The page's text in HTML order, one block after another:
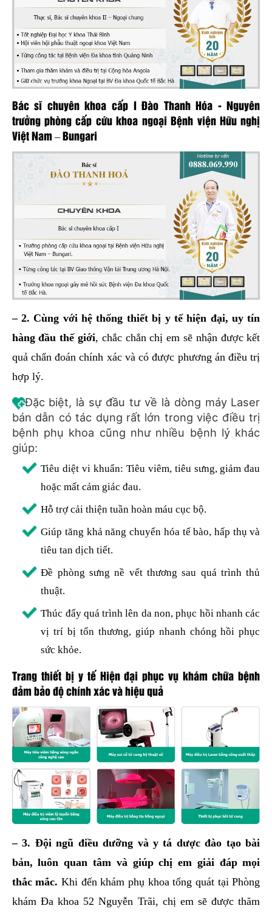
Bác sĩ chuyên khoa cấp I Đào Thanh Hóa - Nguyên
trưởng phòng cấp cứu khoa ngoại Bệnh viện Hữu nghị
Việt Nam – Bungari
– 2. Cùng với hệ thống thiết bị y tế hiện đại, uy tín
hàng đầu thế giới, chắc chắn chị em sẽ nhận được kết
quả chẩn đoán chính xác và có được phương án điều trị
hợp lý.
Đặc biệt, là sự đầu tư về là dòng máy Laser
bán dẫn có tác dụng rất lớn trong việc điều trị
bệnh phụ khoa cũng như nhiều bệnh lý khác
giúp:
Tiêu diệt vi khuẩn: Tiêu viêm, tiêu sưng, giảm đau
hoặc mất cảm giác đau.
Hỗ trợ cải thiện tuần hoàn máu cục bộ.
Giúp tăng khả năng chuyển hóa tế bào, hấp thụ và
tiêu tan dịch tiết.
Đề phòng sưng nề vết thương sau quá trình thủ
thuật.
Thúc đẩy quá trình lên da non, phục hồi nhanh các
vị trí bị tổn thương, giúp nhanh chóng hồi phục
sức khỏe.
Trang thiết bị y tế Hiện đại phục vụ khám chữa bệnh
đảm bảo độ chính xác và hiệu quả
– 3. Đội ngũ điều dưỡng và y tá dược đào tạo bài
bản, luôn quan tâm và giúp chị em giải đáp mọi
thắc mắc. Khi đến khám phụ khoa tổng quát tại Phòng
khám Đa khoa 52 Nguyễn Trãi, chị em sẽ được thăm